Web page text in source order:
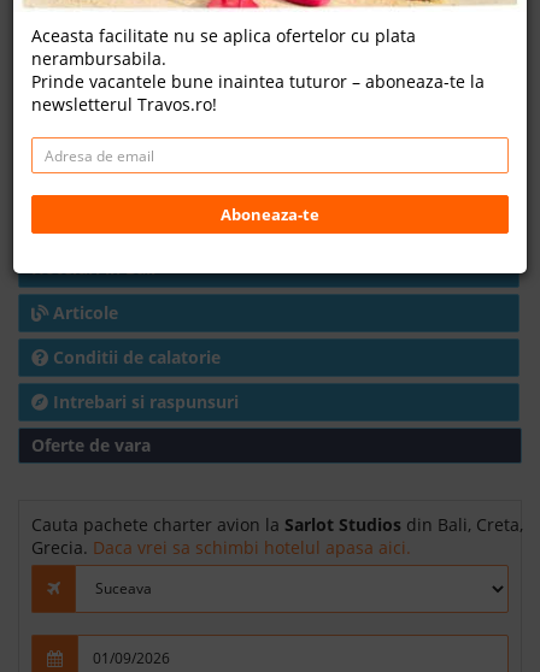
Bali, Creta, Grecia
Distanta fata de plaja: 100m
Cazare
Charter avion
Detalii hotel
Articole
Conditii de calatorie
Intrebari si raspunsuri
Oferte de vara
Cauta pachete charter avion la Sarlot Studios din Bali, Creta,
Grecia. Daca vrei sa schimbi hotelul apasa aici.
CAZARE
CHARTER AVION
CAZARE + AUTOCAR
CONTACT
+40 376 444 888
LEI EURO
Aceasta facilitate nu se aplica ofertelor cu plata
nerambursabila.
Prinde vacantele bune inaintea tuturor – aboneaza-te la
newsletterul Travos.ro!
Aboneaza-te